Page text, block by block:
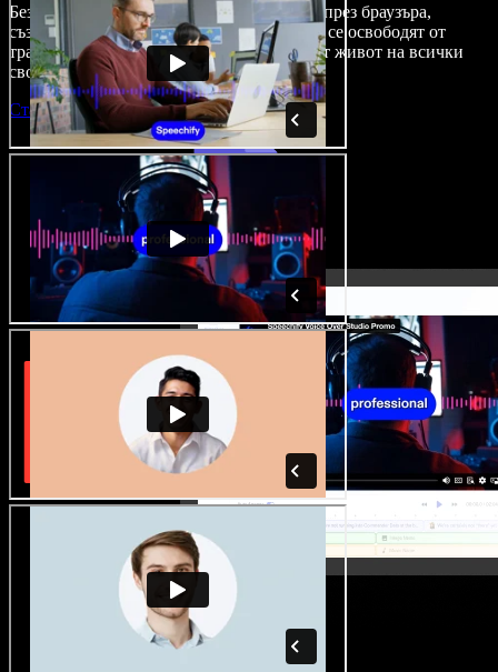
Без крива на обучение и с достъп изцяло през браузъра,
създателите на съдържание вече могат да се освободят от
традиционните ограничения и да вдъхнат живот на всички
свои креативни идеи.
Стартирай Studio